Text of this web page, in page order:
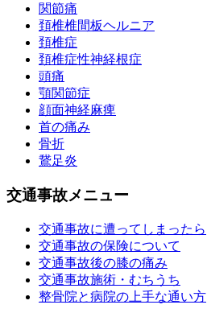
関節痛
頚椎椎間板ヘルニア
頚椎症
頚椎症性神経根症
頭痛
顎関節症
顔面神経麻痺
首の痛み
骨折
鵞足炎
交通事故メニュー
交通事故に遭ってしまったら
交通事故の保険について
交通事故後の膝の痛み
交通事故施術・むちうち
整骨院と病院の上手な通い方